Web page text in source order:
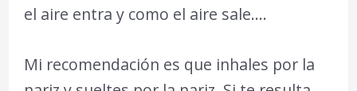
el aire entra y como el aire sale….
Mi recomendación es que inhales por la